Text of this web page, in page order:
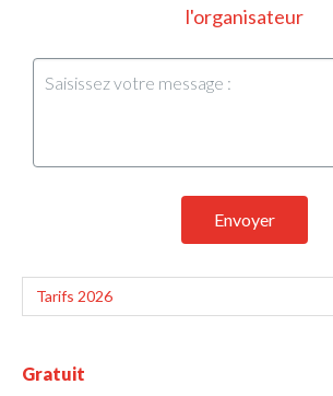
l'organisateur
Envoyer
Gratuit